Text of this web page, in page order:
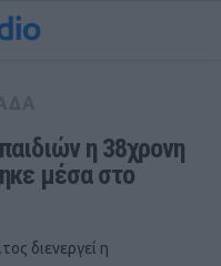
η 38χρονη
μέσα στο
διενεργεί η